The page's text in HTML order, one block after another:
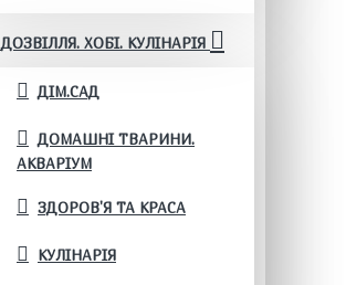
ДОЗВІЛЛЯ. ХОБІ. КУЛІНАРІЯ
ДІМ.САД
ДОМАШНІ ТВАРИНИ.
АКВАРІУМ
ЗДОРОВ'Я ТА КРАСА
КУЛІНАРІЯ